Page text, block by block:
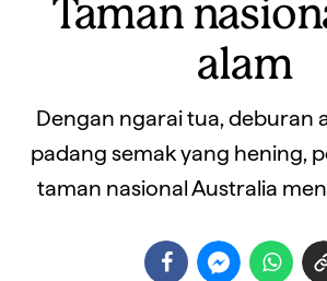
Taman
alam
Dengan ngarai tua, deburan
padang semak yang hening,
taman nasional Australia